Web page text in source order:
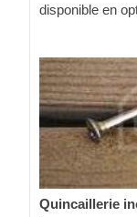
disponible en
Quincaillerie